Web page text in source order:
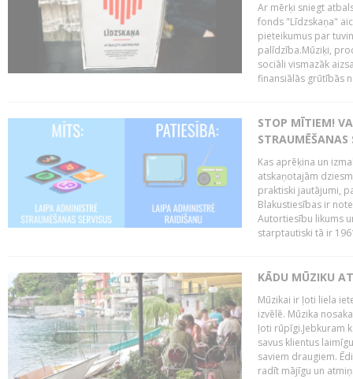
Ar mērķi sniegt
fonds "Līdzskaņa"
pieteikumus par
palīdzība.Mūziķi,
sociāli vismazāk
finansiālās grūtībās
STOP MĪTIEM!
STRAUMĒŠANAS
Kas aprēķina un
atskaņotajām
praktiski jautājumi,
Blakustiesības ir
Autortiesību likums
starptautiski tā ir
KĀDU MŪZIKU
Mūzikai ir ļoti liela
izvēlē. Mūzika
ļoti rūpīgi.Jebkuram
savus klientus
saviem draugiem.
radīt mājīgu un